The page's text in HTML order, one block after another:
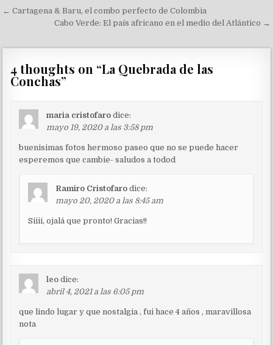
Navegación de entradas
← Cartagena & Baru, el combo perfecto de Colombia
Cabo Verde: El país africano en el medio del Atlántico →
4 thoughts on “La Quebrada de las
Conchas”
maria cristofaro dice:
mayo 19, 2020 a las 3:58 pm
buenisimas fotos hermoso paseo que no se puede hacer
esperemos que cambie- saludos a todod
Ramiro Cristofaro dice:
mayo 20, 2020 a las 8:45 am
Siiii, ojalá que pronto! Gracias!!
leo dice:
abril 4, 2021 a las 6:05 pm
que lindo lugar y que nostalgia , fui hace 4 años , maravillosa
nota